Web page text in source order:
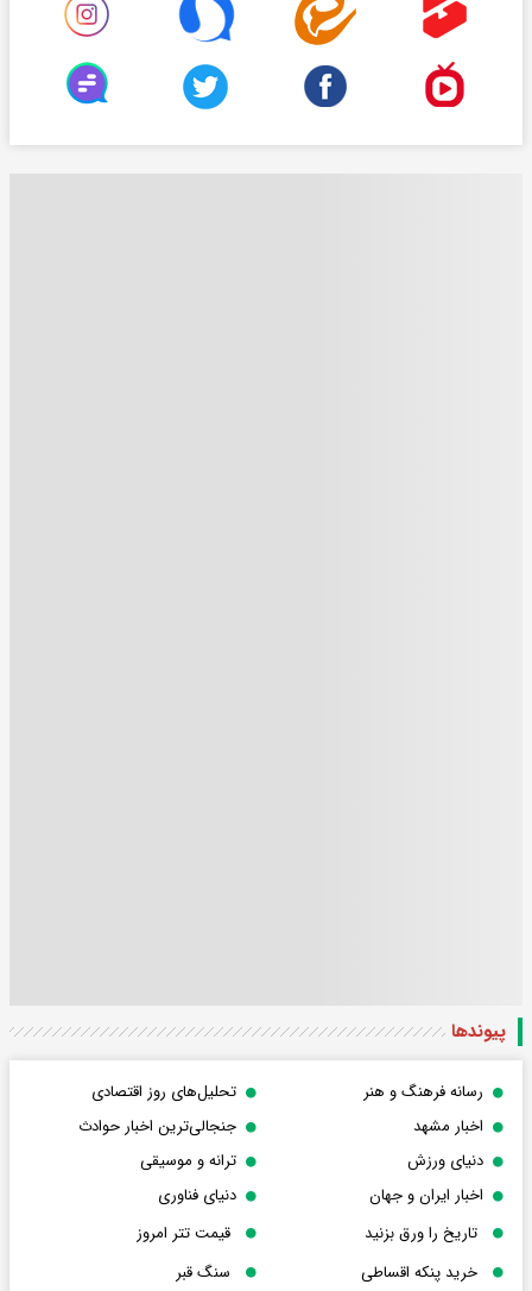
پیوندها
رسانه فرهنگ و هنر
تحلیل‌های روز اقتصادی
اخبار مشهد
جنجالی‌ترین اخبار حوادث
دنیای ورزش
ترانه و موسیقی
اخبار ایران و جهان
دنیای فناوری
تاریخ را ورق بزنید
قیمت تتر امروز
خرید پنکه اقساطی
سنگ قبر